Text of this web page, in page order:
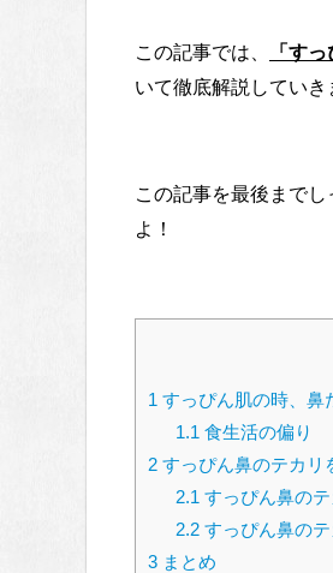
この記事では、 「す
いて徹底解説していき
この記事を最後まで
よ！
1 すっぴん肌の時、鼻
1.1 食生活の偏り
2 すっぴん鼻のテカリ
2.1 すっぴん鼻の
2.2すっぴん鼻のテ
3 まとめ